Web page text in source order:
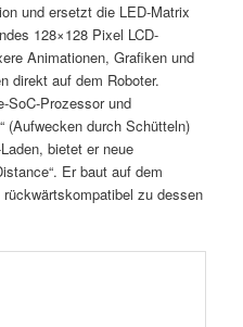
und ersetzt die LED-Matrix
128×128 Pixel LCD-
Animationen, Grafiken und
direkt auf dem Roboter.
SoC-Prozessor und
(Aufwecken durch Schütteln)
bietet er neue
Er baut auf dem
zu dessen